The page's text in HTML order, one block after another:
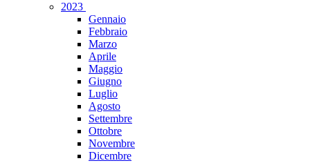
2023
Gennaio
Febbraio
Marzo
Aprile
Maggio
Giugno
Luglio
Agosto
Settembre
Ottobre
Novembre
Dicembre